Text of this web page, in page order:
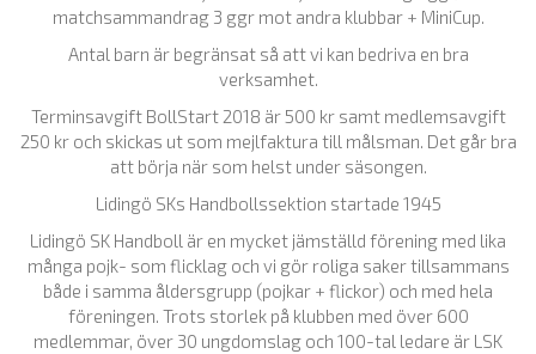
matchsammandrag 3 ggr mot andra klubbar + MiniCup.
Antal barn är begränsat så att vi kan bedriva en bra
verksamhet.
Terminsavgift BollStart 2018 är 500 kr samt medlemsavgift
250 kr och skickas ut som mejlfaktura till målsman. Det går bra
att börja när som helst under säsongen.
Lidingö SKs Handbollssektion startade 1945
Lidingö SK Handboll är en mycket jämställd förening med lika
många pojk- som flicklag och vi gör roliga saker tillsammans
både i samma åldersgrupp (pojkar + flickor) och med hela
föreningen. Trots storlek på klubben med över 600
medlemmar, över 30 ungdomslag och 100-tal ledare är LSK